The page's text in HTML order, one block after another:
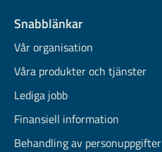
Snabblänkar
Vår organisation
Våra produkter och tjänster
Lediga jobb
Finansiell information
Behandling av personuppgifter